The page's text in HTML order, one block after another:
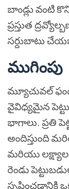
బాండ్లు వంటి
ప్రస్తుత
సర్దుబాటు
ముగింపు
మ్యూచువల్
వైవిధ్యమైన
భాగాలు. ప్రతి
అందిస్తుంది
మరియు
రెండు
సృష్టించడానికి